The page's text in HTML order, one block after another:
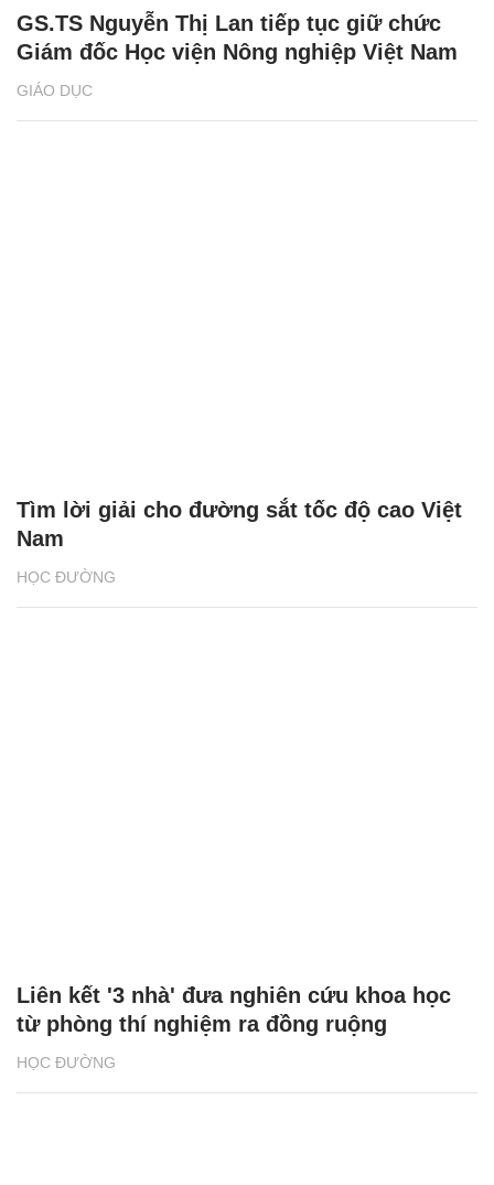
GIÁO DỤC
GS.TS Nguyễn Thị Lan tiếp tục giữ chức
Giám đốc Học viện Nông nghiệp Việt Nam
HỌC ĐƯỜNG
Tìm lời giải cho đường sắt tốc độ cao Việt
Nam
HỌC ĐƯỜNG
Liên kết '3 nhà' đưa nghiên cứu khoa học
từ phòng thí nghiệm ra đồng ruộng